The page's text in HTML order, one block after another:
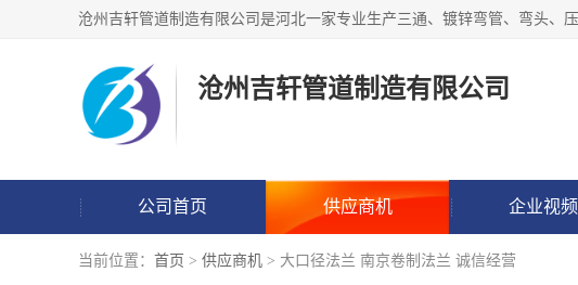
沧州吉轩管道制造有限公司
公司首页 供应商机 企业视频
当前位置： 首页 > 供应商机 > 大口径法兰 南京卷制法兰 诚信经营